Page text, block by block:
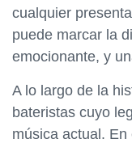
cualquier
puede marcar la
emocionante, y
A lo largo de la
bateristas cuyo
música actual.